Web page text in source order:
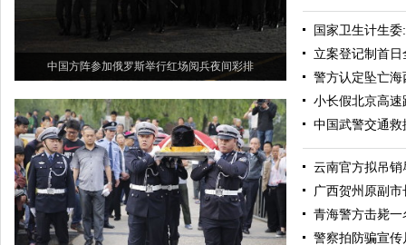
中国方阵参加俄罗斯举行红场阅兵夜间彩排
国家卫生计生
立案登记制首
警方认定坠亡
小长假北京高
中国武警交通
云南官方拟吊
广西贺州原副
青海警方击毙
警察拍防骗宣